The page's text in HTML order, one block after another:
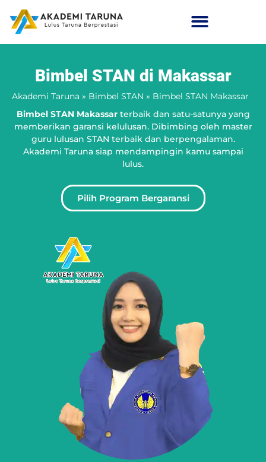
Bimbel STAN di Makassar
Akademi Taruna » Bimbel STAN » Bimbel STAN Makassar
Bimbel STAN Makassarterbaik dan satu-satunya yang
memberikan garansi kelulusan. Dibimbing oleh master
guru lulusan STAN terbaik dan berpengalaman.
Akademi Taruna siap mendampingin kamu sampai
lulus.
Pilih Program Bergaransi